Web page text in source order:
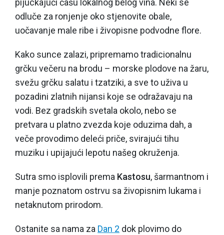
pijuckajući čašu lokalnog belog vina. Neki se
odluče za ronjenje oko stjenovite obale,
uočavanje male ribe i živopisne podvodne flore.
Kako sunce zalazi, pripremamo tradicionalnu
grčku večeru na brodu – morske plodove na žaru,
svežu grčku salatu i tzatziki, a sve to uživa u
pozadini zlatnih nijansi koje se odražavaju na
vodi. Bez gradskih svetala okolo, nebo se
pretvara u platno zvezda koje oduzima dah, a
veče provodimo deleći priče, svirajući tihu
muziku i upijajući lepotu našeg okruženja.
Sutra smo isplovili prema Kastosu, šarmantnom i
manje poznatom ostrvu sa živopisnim lukama i
netaknutom prirodom.
Ostanite sa nama za Dan 2 dok plovimo do